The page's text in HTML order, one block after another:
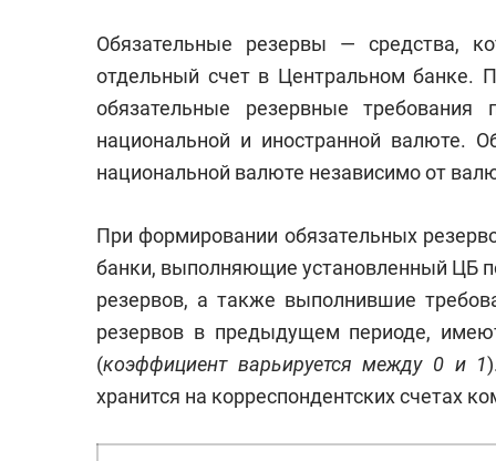
Обязательные резервы — средства,
отдельный счет в Центральном банке.
обязательные резервные
национальной и иностранной валюте.
национальной валюте независимо от
При формировании обязательных
банки, выполняющие установленный ЦБ
резервов, а также выполнившие
резервов в предыдущем периоде,
(коэффициент варьируется между 0 и 1
хранится на корреспондентских счетах